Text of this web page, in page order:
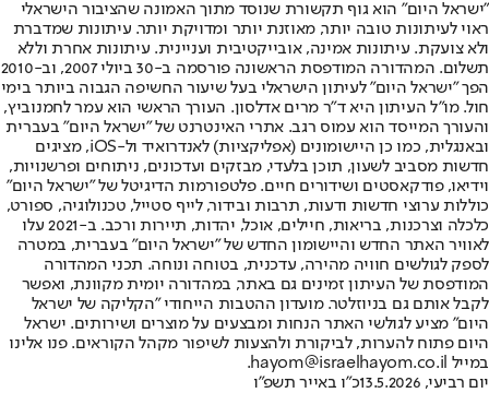
"ישראל היום" הוא גוף תקשורת שנוסד מתוך האמונה שהציבור הישראלי
ראוי לעיתונות טובה יותר, מאוזנת יותר ומדויקת יותר. עיתונות שמדברת
ולא צועקת. עיתונות אמינה, אובייקטיבית ועניינית. עיתונות אחרת וללא
תשלום. המהדורה המודפסת הראשונה פורסמה ב-30 ביולי 2007, וב-2010
הפך "ישראל היום" לעיתון הישראלי בעל שיעור החשיפה הגבוה ביותר בימי
חול. מו"ל העיתון היא ד"ר מרים אדלסון. העורך הראשי הוא עמר לחמנוביץ,
והעורך המייסד הוא עמוס רגב. אתרי האינטרנט של "ישראל היום" בעברית
ובאנגלית, כמו כן היישומונים (אפליקציות) לאנדרואיד ול-iOS, מציגים
חדשות מסביב לשעון, תוכן בלעדי, מבזקים ועדכונים, ניתוחים ופרשנויות,
וידיאו, פודקאסטים ושידורים חיים. פלטפורמות הדיגיטל של "ישראל היום"
כוללות ערוצי חדשות ודעות, תרבות ובידור, לייף סטייל, טכנולוגיה, ספורט,
כלכלה וצרכנות, בריאות, חיילים, אוכל, יהדות, תיירות ורכב. ב-2021 עלו
לאוויר האתר החדש והיישומון החדש של "ישראל היום" בעברית, במטרה
לספק לגולשים חוויה מהירה, עדכנית, בטוחה ונוחה. תכני המהדורה
המודפסת של העיתון זמינים גם באתר, במהדורה יומית מקוונת, ואפשר
לקבל אותם גם בניוזלטר. מועדון ההטבות הייחודי "הקליקה של ישראל
היום" מציע לגולשי האתר הנחות ומבצעים על מוצרים ושירותים. ישראל
היום פתוח להערות, לביקורת ולהצעות לשיפור מקהל הקוראים. פנו אלינו
במייל hayom@israelhayom.co.il.
יום רביעי, 13.5.2026
כ"ו באייר תשפ"ו